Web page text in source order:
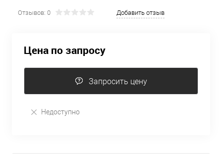
Отзывов: 0 Добавить отзыв
Цена по запросу
Запросить цену
Недоступно